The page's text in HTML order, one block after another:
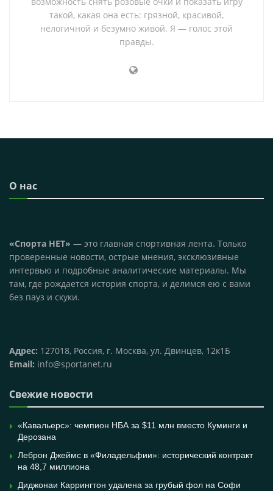
такой, какая она есть: грязной, красивой,
нелогичной и безумно живой. Я — голос этой
правды.
О нас
«Спорта НЕТ» — это главная спортивная лента. Только
проверенные новости, острые мнения, эксклюзивные
интервью и подробные аналитические материалы. Мы
там, где рождается история спорта, и делимся ею с вами
без пауз и скуки.
Адрес: 127018, Россия, г. Москва, ул. Двинцев, 12к1Б
Email: info@sportanet.ru
Свежие новости
«Кавальерс»: чемпион НБА за $11 млн вместо Куминги и
Дерозана
Леброн Джеймс в «Филадельфии»: исторический контракт
на 48,7 миллиона
Диджонаи Каррингтон удалена за грубый фол на Софи